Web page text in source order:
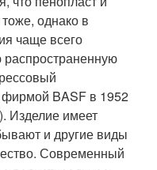
однако в
чаще всего
фирмой BASF в 1952
Изделие имеет
и другие виды
Современный